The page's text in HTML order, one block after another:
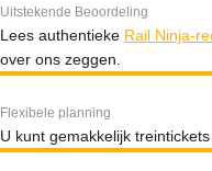
Uitstekende Beoordeling
Lees authentieke Rail Ninja-
over ons zeggen.
Flexibele planning
U kunt gemakkelijk